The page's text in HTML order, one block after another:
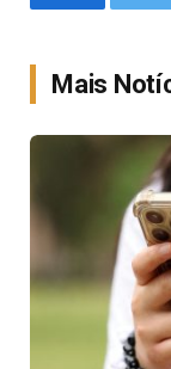
Facebook
Mais